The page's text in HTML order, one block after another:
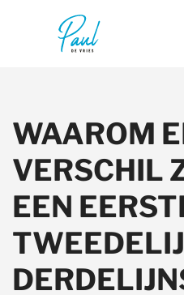
WAAROM
VERSCHIL
EEN